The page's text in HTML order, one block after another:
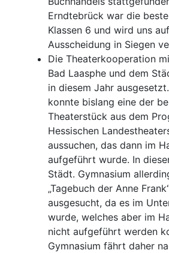
Erndtebrück war die
Klassen 6 und wird uns
Ausscheidung in Siegen
Die Theaterkooperation
Bad Laasphe und dem
in diesem Jahr
konnte bislang eine der
Theaterstück aus dem
Hessischen
aussuchen, das dann im
aufgeführt wurde. In
Städt. Gymnasium
„Tagebuch der Anne
ausgesucht, da es im
wurde, welches aber im
nicht aufgeführt werden
Gymnasium fährt daher